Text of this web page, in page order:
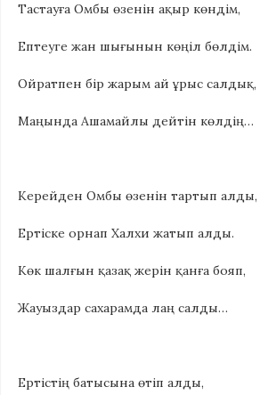
Тастауға Омбы өзенін ақыр көндім,
Ептеуге жан шығынын көңіл бөлдім.
Ойратпен бір жарым ай ұрыс салдық,
Маңында Ашамайлы дейтін көлдің…
Керейден Омбы өзенін тартып алды,
Ертіске орнап Халхи жатып алды.
Көк шалғын қазақ жерін қанға бояп,
Жауыздар сахарамда лаң салды…
Ертістің батысына өтіп алды,